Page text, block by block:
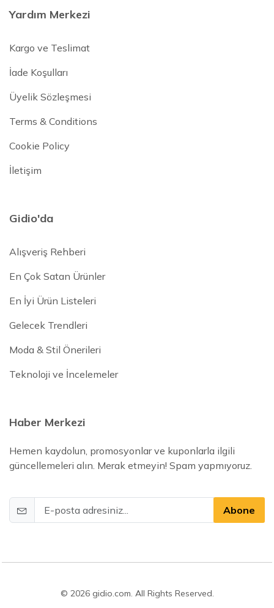
Yardım Merkezi
Kargo ve Teslimat
İade Koşulları
Üyelik Sözleşmesi
Terms & Conditions
Cookie Policy
İletişim
Gidio'da
Alışveriş Rehberi
En Çok Satan Ürünler
En İyi Ürün Listeleri
Gelecek Trendleri
Moda & Stil Önerileri
Teknoloji ve İncelemeler
Haber Merkezi
Hemen kaydolun, promosyonlar ve kuponlarla ilgili
güncellemeleri alın. Merak etmeyin! Spam yapmıyoruz.
Abone
© 2026 gidio.com. All Rights Reserved.